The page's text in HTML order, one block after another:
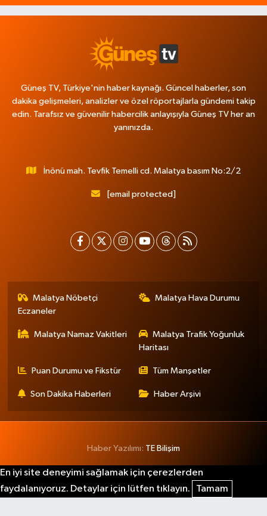
Güneş TV, Türkiye'nin haber kaynağı. Güncel haberler, son
dakika gelişmeleri, analizler ve özel röportajlarla gündemi takip
edin. Tarafsız ve güvenilir habercilik anlayışıyla Güneş TV her an
yanınızda.
İnönü mah. Tevfik Temelli cd. Malatya basım No:2/2
[email protected]
Malatya Nöbetçi
Eczaneler
Malatya Hava Durumu
Malatya Namaz Vakitleri
Malatya Trafik Yoğunluk
Haritası
Puan Durumu ve Fikstür Tüm Manşetler
Son Dakika Haberleri Haber Arşivi
Haber Yazılımı: TE Bilişim
En iyi site deneyimi sağlamak için çerezlerden
faydalanıyoruz. Detaylar için lütfen tıklayın.
Tamam